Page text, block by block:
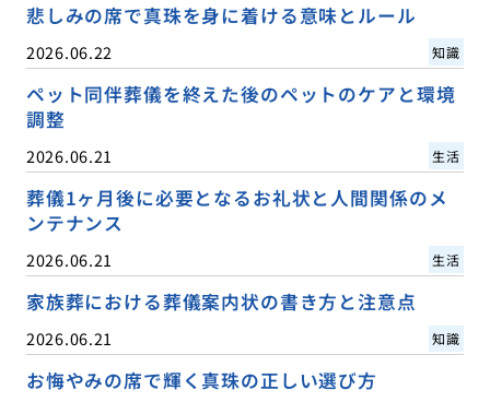
悲しみの席で真珠を身に着ける意味とルール
2026.06.22 知識
ペット同伴葬儀を終えた後のペットのケアと環境
調整
2026.06.21 生活
葬儀1ヶ月後に必要となるお礼状と人間関係のメ
ンテナンス
2026.06.21 生活
家族葬における葬儀案内状の書き方と注意点
2026.06.21 知識
お悔やみの席で輝く真珠の正しい選び方